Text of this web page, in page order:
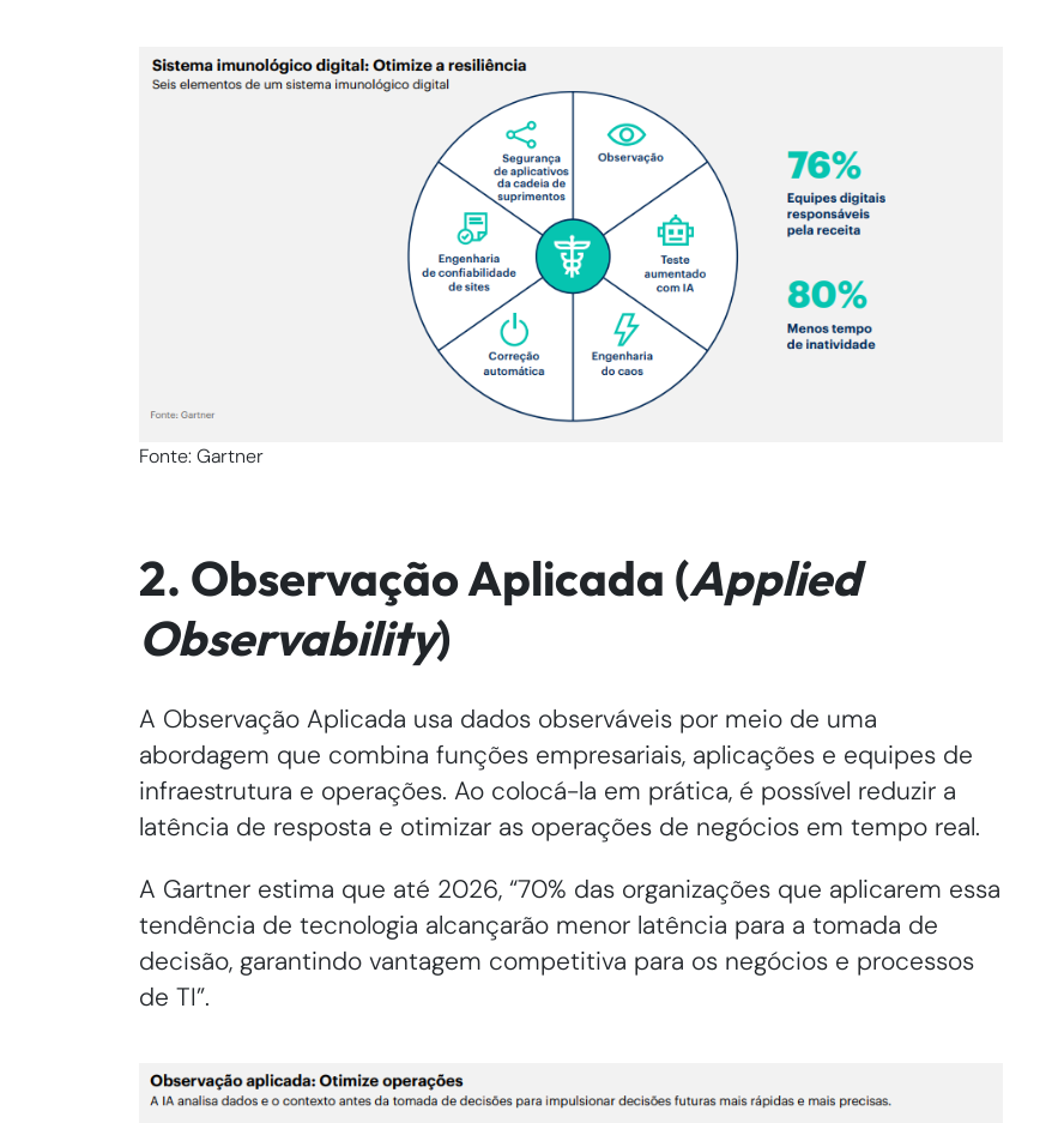
Fonte: Gartner
2. Observação Aplicada (Applied
Observability)
A Observação Aplicada usa dados observáveis por meio de uma
abordagem que combina funções empresariais, aplicações e equipes de
infraestrutura e operações. Ao colocá-la em prática, é possível reduzir a
latência de resposta e otimizar as operações de negócios em tempo real.
A Gartner estima que até 2026, “70% das organizações que aplicarem essa
tendência de tecnologia alcançarão menor latência para a tomada de
decisão, garantindo vantagem competitiva para os negócios e processos
de TI”.